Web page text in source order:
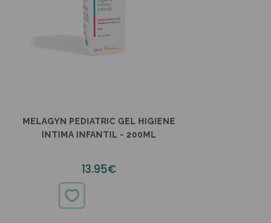
MELAGYN PEDIATRIC GEL HIGIENE
INTIMA INFANTIL - 200ML
13.95€